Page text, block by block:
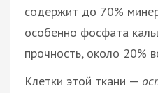
содержит до 70%
особенно фосфата
прочность, около 20%
Клетки этой ткани —